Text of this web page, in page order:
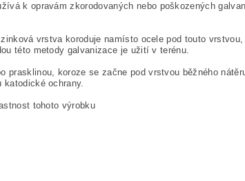
k opravám zkorodovaných nebo poškozených
vrstva koroduje namísto ocele pod touto
této metody galvanizace je užití v terénu.
koroze se začne pod vrstvou běžného
katodické ochrany.
tohoto výrobku